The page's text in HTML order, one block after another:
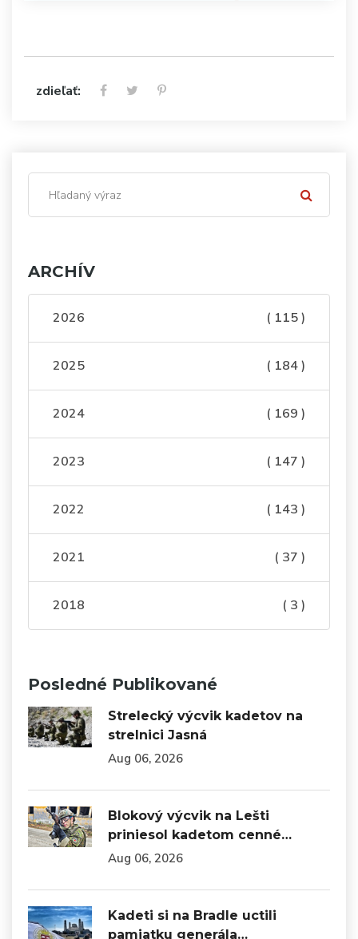
zdieľať:
ARCHÍV
2026 ( 115 )
2025 ( 184 )
2024 ( 169 )
2023 ( 147 )
2022 ( 143 )
2021 ( 37 )
2018 ( 3 )
Posledné Publikované
Strelecký výcvik kadetov na
strelnici Jasná
Aug 06, 2026
Blokový výcvik na Lešti
priniesol kadetom cenné…
Aug 06, 2026
Kadeti si na Bradle uctili
pamiatku generála…